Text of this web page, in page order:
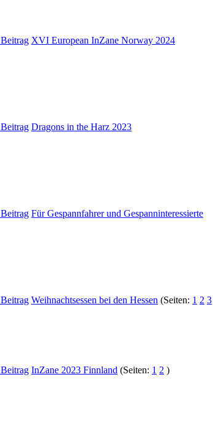
XVI European InZane Norway 2024
Dragons in the Harz 2023
Für Gespannfahrer und Gespanninteressierte
Weihnachtsessen bei den Hessen (Seiten: 1 2 3
InZane 2023 Finnland (Seiten: 1 2 )